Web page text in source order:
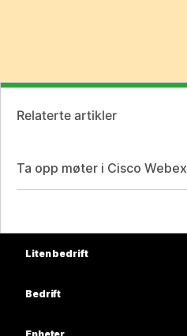
Relaterte artikler
Ta opp møter i Cisco Webex
Liten bedrift
Bedrift
Enheter